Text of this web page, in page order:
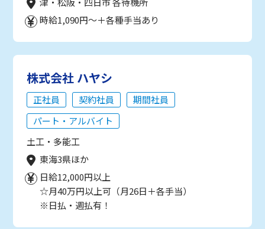
時給1,090円～＋各種手当あり
株式会社 ハヤシ
正社員 契約社員
期間社員
パート・アルバイト
土工・多能工
東海3県ほか
日給12,000円以上
☆月40万円以上可（月26日＋各手当）
※日払・週払有！